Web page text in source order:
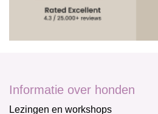
Informatie over honden
Lezingen en workshops